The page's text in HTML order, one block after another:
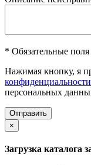
* Обязательные
Нажимая кнопку, я
конфиденциальности
персональных
Отправить
×
Загрузка каталога